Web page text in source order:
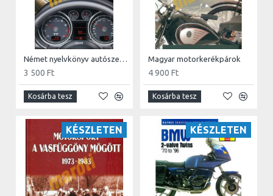
Német nyelvkönyv autószerelőknek CD melléklettel
3 500 Ft
Kosárba tesz
Magyar motorkerékpárok
4 900 Ft
Kosárba tesz
KÉSZLETEN KÉSZLETEN